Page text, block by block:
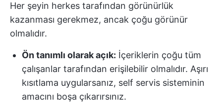
Her şeyin herkes tarafından görünürlük
kazanması gerekmez, ancak çoğu görünür
olmalıdır.
Ön tanımlı olarak açık: İçeriklerin çoğu tüm
çalışanlar tarafından erişilebilir olmalıdır. Aşırı
kısıtlama uygularsanız, self servis sisteminin
amacını boşa çıkarırsınız.